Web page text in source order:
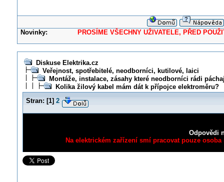
Novinky: PROSÍME VŠECHNY UŽIVATELE, PŘED
Diskuse Elektrika.cz
Veřejnost, spotřebitelé, neodborníci, kutilové, laici
Montáže, instalace, zásahy které neodborníci rádi
Kolika žilový kabel mám dát k přípojce elektroměru?
Stran: [1] 2
Odpovědi
Na elektrickém zařízení smí pracovat pouze